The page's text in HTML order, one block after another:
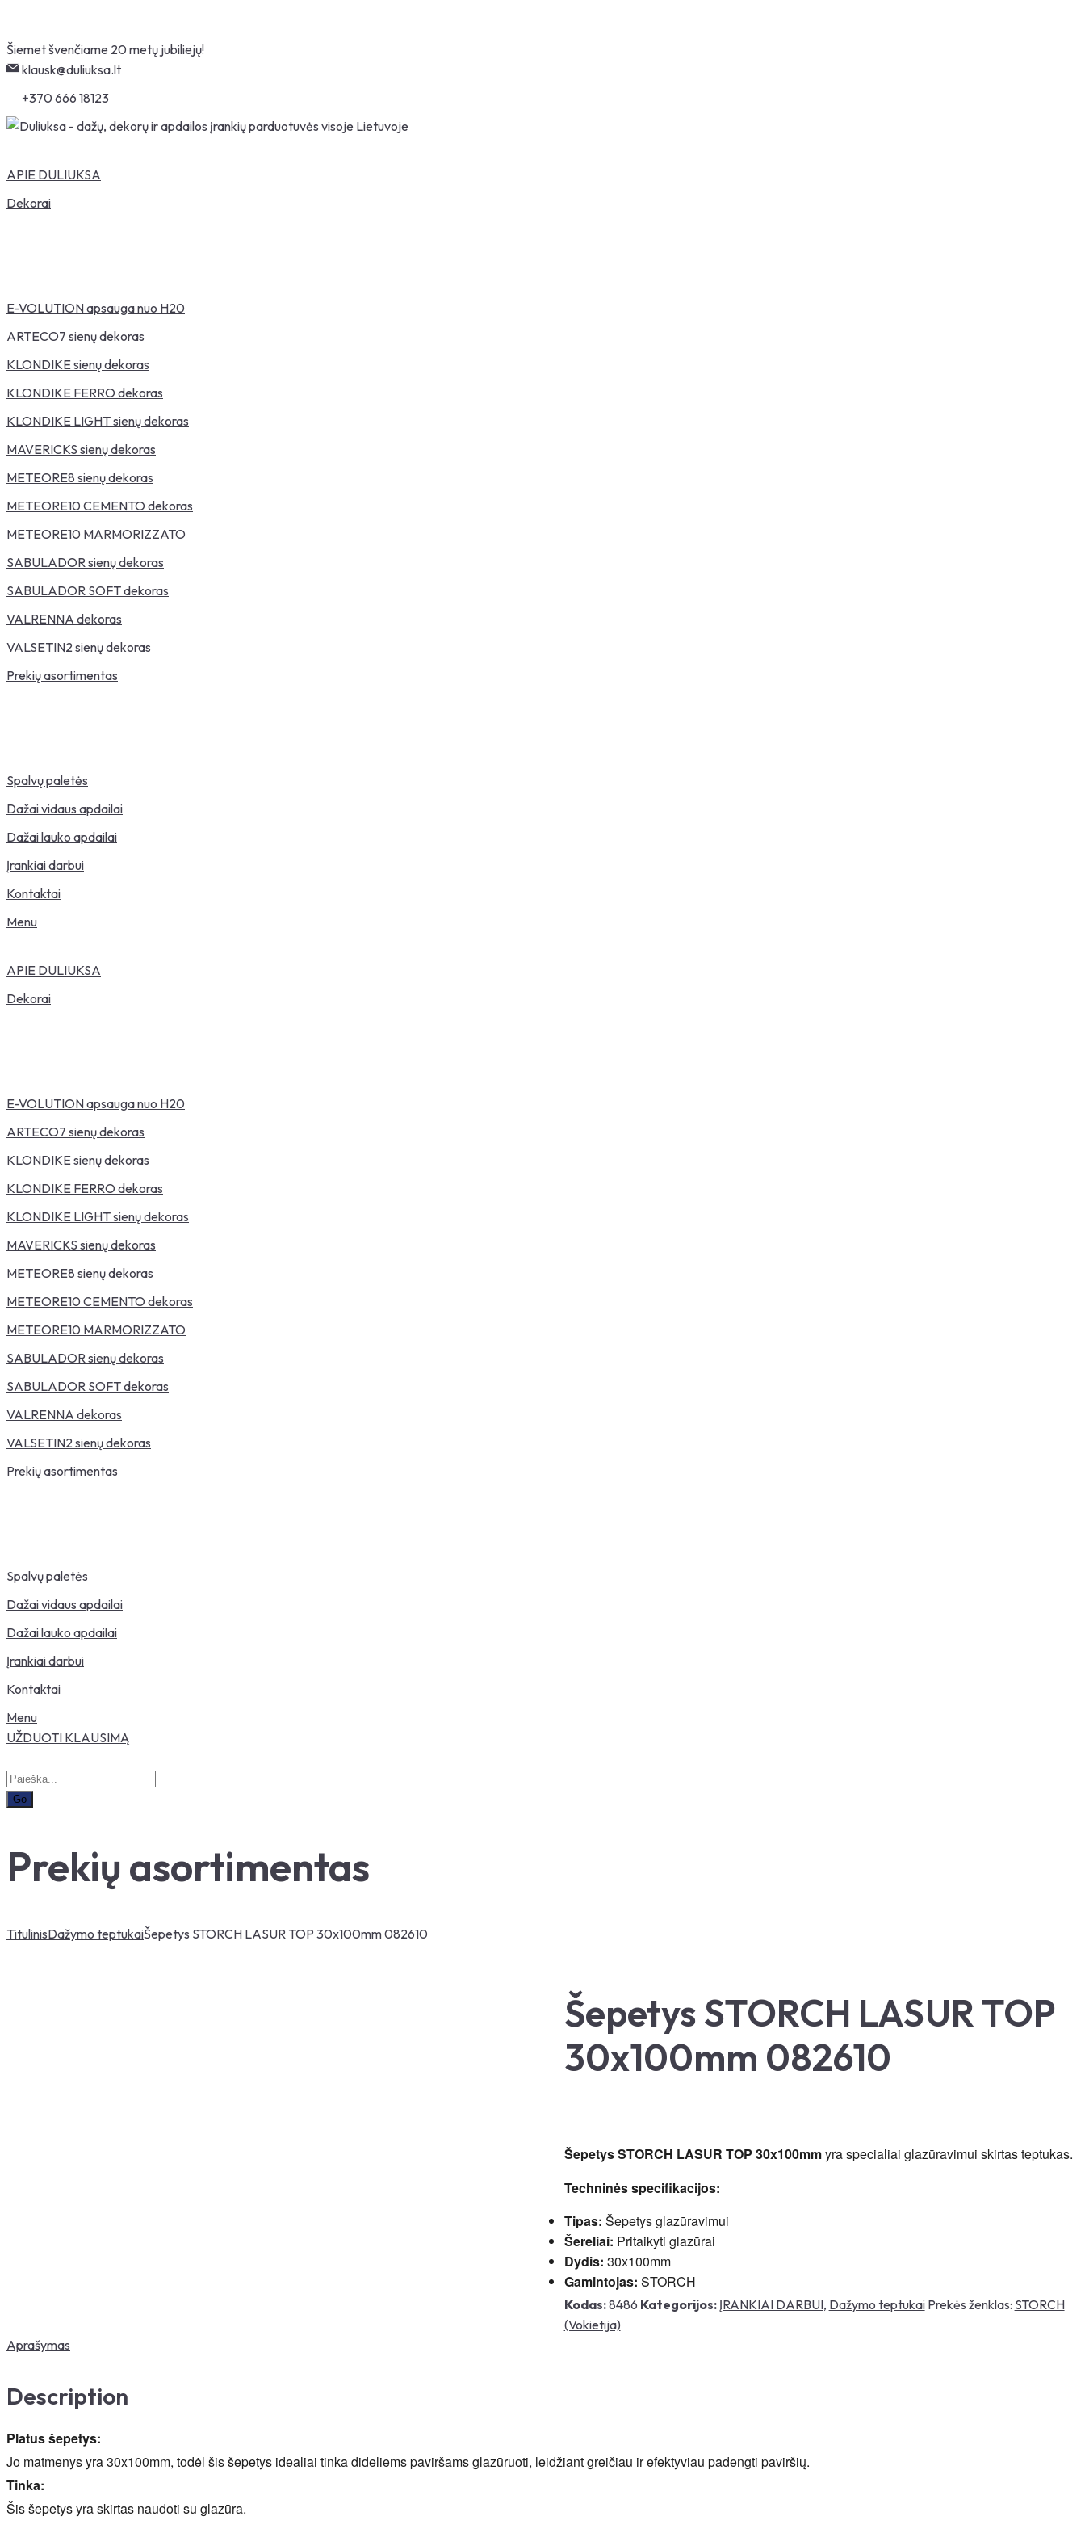
to
content
Šiemet švenčiame 20 metų jubiliejų!
klausk@duliuksa.lt
+370 666 18123
APIE DULIUKSA
Dekorai
E-VOLUTION apsauga nuo H20
ARTECO7 sienų dekoras
KLONDIKE sienų dekoras
KLONDIKE FERRO dekoras
KLONDIKE LIGHT sienų dekoras
MAVERICKS sienų dekoras
METEORE8 sienų dekoras
METEORE10 CEMENTO dekoras
METEORE10 MARMORIZZATO
SABULADOR sienų dekoras
SABULADOR SOFT dekoras
VALRENNA dekoras
VALSETIN2 sienų dekoras
Prekių asortimentas
Spalvų paletės
Dažai vidaus apdailai
Dažai lauko apdailai
Įrankiai darbui
Kontaktai
Menu
APIE DULIUKSA
Dekorai
E-VOLUTION apsauga nuo H20
ARTECO7 sienų dekoras
KLONDIKE sienų dekoras
KLONDIKE FERRO dekoras
KLONDIKE LIGHT sienų dekoras
MAVERICKS sienų dekoras
METEORE8 sienų dekoras
METEORE10 CEMENTO dekoras
METEORE10 MARMORIZZATO
SABULADOR sienų dekoras
SABULADOR SOFT dekoras
VALRENNA dekoras
VALSETIN2 sienų dekoras
Prekių asortimentas
Spalvų paletės
Dažai vidaus apdailai
Dažai lauko apdailai
Įrankiai darbui
Kontaktai
Menu
UŽDUOTI KLAUSIMĄ
Prekių asortimentas
TitulinisDažymo teptukaiŠepetys STORCH LASUR TOP 30x100mm 082610
Šepetys STORCH LASUR TOP
30x100mm 082610
Šepetys STORCH LASUR TOP 30x100mmyra specialiai glazūravimui skirtas teptukas.
Techninės specifikacijos:
Tipas: Šepetys glazūravimui
Šereliai: Pritaikyti glazūrai
Dydis: 30x100mm
Gamintojas: STORCH
Kodas:8486 Kategorijos: ĮRANKIAI DARBUI, Dažymo teptukai Prekės ženklas: STORCH
(Vokietija)
Aprašymas
Description
Platus šepetys:
Jo matmenys yra 30x100mm, todėl šis šepetys idealiai tinka dideliems paviršams glazūruoti, leidžiant greičiau ir efektyviau padengti paviršių.
Tinka:
Šis šepetys yra skirtas naudoti su glazūra.